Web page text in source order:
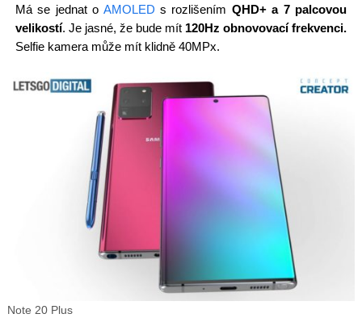
Má se jednat o AMOLED s rozlišením QHD+ a 7 palcovou
velikostí. Je jasné, že bude mít 120Hz obnovovací frekvenci.
Selfie kamera může mít klidně 40MPx.
Note 20 Plus